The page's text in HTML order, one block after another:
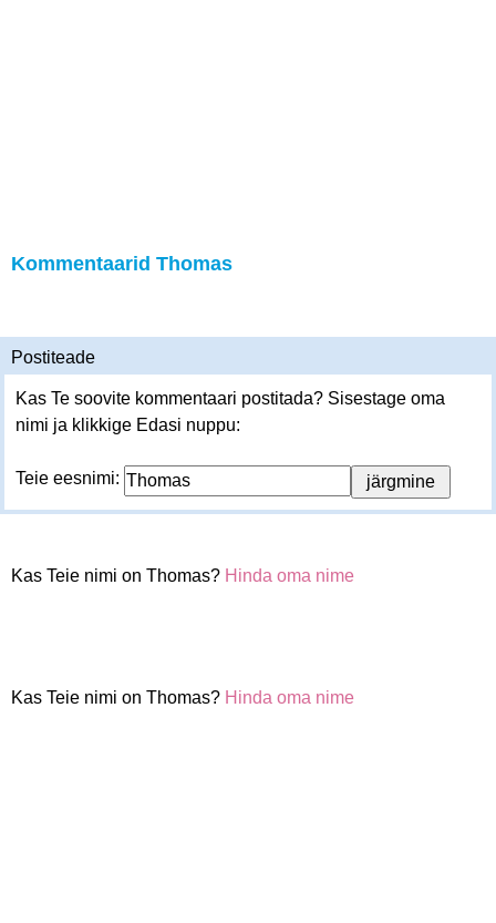
Kommentaarid Thomas
Postiteade
Kas Te soovite kommentaari postitada? Sisestage oma
nimi ja klikkige Edasi nuppu:
Teie eesnimi:
Kas Teie nimi on Thomas? Hinda oma nime
Kas Teie nimi on Thomas? Hinda oma nime